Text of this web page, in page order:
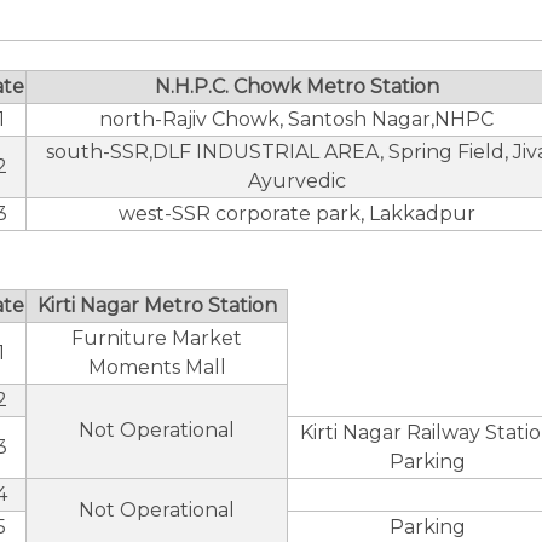
N.H.P.C. Chowk Metro Station
north-Rajiv Chowk, Santosh Nagar,NHPC
south-SSR,DLF INDUSTRIAL AREA, Spring Field,
Ayurvedic
west-SSR corporate park, Lakkadpur
Kirti Nagar Metro Station
Furniture Market
Moments Mall
Not Operational
Kirti Nagar Railway
Parking
Not Operational
Parking